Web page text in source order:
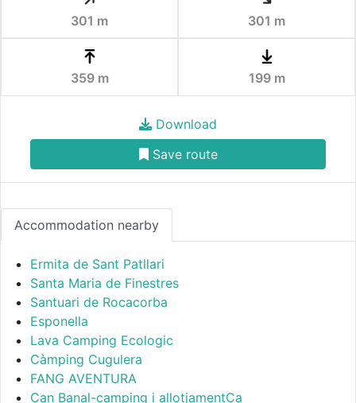
301 m 301 m
359 m 199 m
Download
Save route
Accommodation nearby
Ermita de Sant Patllari
Santa Maria de Finestres
Santuari de Rocacorba
Esponella
Lava Camping Ecologic
Càmping Cugulera
FANG AVENTURA
Can Banal-camping i allotjamentCa